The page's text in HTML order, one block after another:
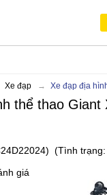
Xe đạp Xe đạp địa
thể thao Giant
(Tình trạng:
giá